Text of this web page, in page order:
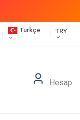
Türkçe TRY
Hesap